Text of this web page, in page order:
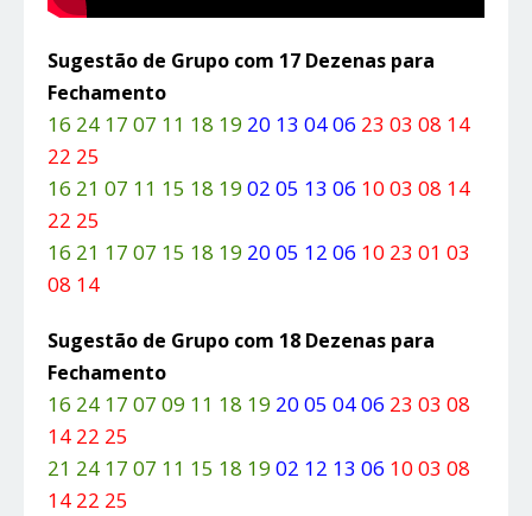
Sugestão de Grupo com 17 Dezenas para
Fechamento
16 24 17 07 11 18 19 20 13 04 06 23 03 08 14
22 25
16 21 07 11 15 18 19 02 05 13 06 10 03 08 14
22 25
16 21 17 07 15 18 19 20 05 12 06 10 23 01 03
08 14
Sugestão de Grupo com 18 Dezenas para
Fechamento
16 24 17 07 09 11 18 19 20 05 04 06 23 03 08
14 22 25
21 24 17 07 11 15 18 19 02 12 13 06 10 03 08
14 22 25